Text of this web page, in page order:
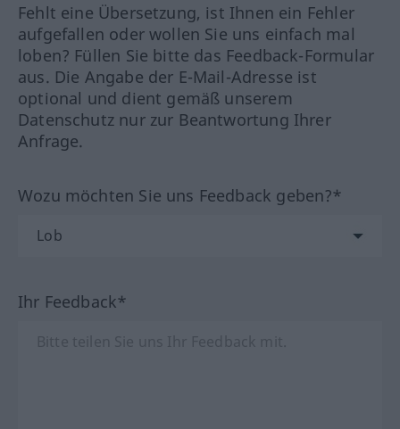
Fehlt eine Übersetzung, ist Ihnen ein Fehler
aufgefallen oder wollen Sie uns einfach mal
loben? Füllen Sie bitte das Feedback-Formular
aus. Die Angabe der E-Mail-Adresse ist
optional und dient gemäß unserem
Datenschutz nur zur Beantwortung Ihrer
Anfrage.
Wozu möchten Sie uns Feedback geben?*
Ihr Feedback*